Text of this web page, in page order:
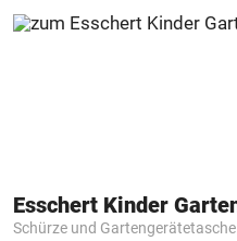
Schürze und Gartengerätetasche